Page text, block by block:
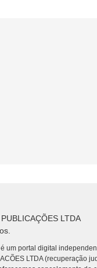
LTDA
é um portal digital
LTDA (recuperação